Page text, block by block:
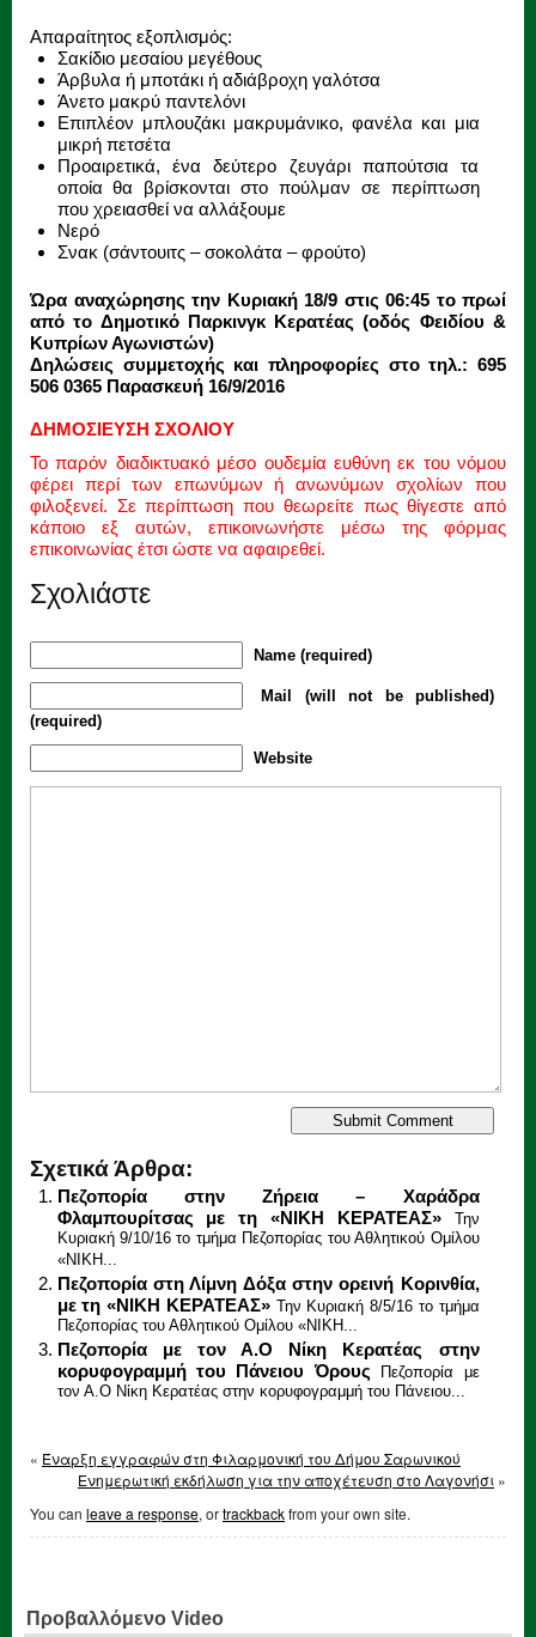
Απαραίτητος εξοπλισμός:
Σακίδιο μεσαίου μεγέθους
Άρβυλα ή μποτάκι ή αδιάβροχη γαλότσα
Άνετο μακρύ παντελόνι
Επιπλέον μπλουζάκι μακρυμάνικο, φανέλα και μια
μικρή πετσέτα
Προαιρετικά, ένα δεύτερο ζευγάρι παπούτσια τα
οποία θα βρίσκονται στο πούλμαν σε περίπτωση
που χρειασθεί να αλλάξουμε
Νερό
Σνακ (σάντουιτς – σοκολάτα – φρούτο)
Ώρα αναχώρησης την Κυριακή 18/9 στις 06:45 το πρωί
από το Δημοτικό Παρκινγκ Κερατέας (οδός Φειδίου &
Κυπρίων Αγωνιστών)
Δηλώσεις συμμετοχής και πληροφορίες στο τηλ.: 695
506 0365 Παρασκευή 16/9/2016
ΔΗΜΟΣΙΕΥΣΗ ΣΧΟΛΙΟΥ
Το παρόν διαδικτυακό μέσο ουδεμία ευθύνη εκ του νόμου
φέρει περί των επωνύμων ή ανωνύμων σχολίων που
φιλοξενεί. Σε περίπτωση που θεωρείτε πως θίγεστε από
κάποιο εξ αυτών, επικοινωνήστε μέσω της φόρμας
επικοινωνίας έτσι ώστε να αφαιρεθεί.
Σχολιάστε
Name (required)
Mail (will not be published)
(required)
Website
Σχετικά Άρθρα:
Πεζοπορία στην Ζήρεια – Χαράδρα
Φλαμπουρίτσας με τη «ΝΙΚΗ ΚΕΡΑΤΕΑΣ»
Την
Κυριακή 9/10/16 το τμήμα Πεζοπορίας του Αθλητικού Ομίλου
«ΝΙΚΗ...
Πεζοπορία στη Λίμνη Δόξα στην ορεινή Κορινθία,
με τη «ΝΙΚΗ ΚΕΡΑΤΕΑΣ»
Την Κυριακή 8/5/16 το τμήμα
Πεζοπορίας του Αθλητικού Ομίλου «ΝΙΚΗ...
Πεζοπορία με τον Α.Ο Νίκη Κερατέας στην
κορυφογραμμή του Πάνειου Όρους
Πεζοπορία με
τον Α.Ο Νίκη Κερατέας στην κορυφογραμμή του Πάνειου...
« Έναρξη εγγραφών στη Φιλαρμονική του Δήμου Σαρωνικού
Ενημερωτική εκδήλωση για την αποχέτευση στο Λαγονήσι »
You can leave a response, ortrackbackfrom your own site.
Προβαλλόμενο Video